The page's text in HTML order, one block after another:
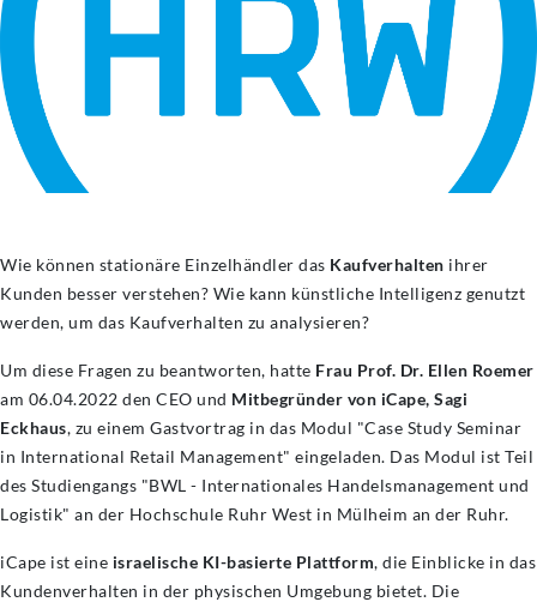
Wie können stationäre Einzelhändler das Kaufverhalten ihrer
Kunden besser verstehen? Wie kann künstliche Intelligenz genutzt
werden, um das Kaufverhalten zu analysieren?
Um diese Fragen zu beantworten, hatte Frau Prof. Dr. Ellen Roemer
am 06.04.2022 den CEO und Mitbegründer von iCape, Sagi
Eckhaus, zu einem Gastvortrag in das Modul "Case Study Seminar
in International Retail Management" eingeladen. Das Modul ist Teil
des Studiengangs "BWL - Internationales Handelsmanagement und
Logistik" an der Hochschule Ruhr West in Mülheim an der Ruhr.
iCape ist eine israelische KI-basierte Plattform, die Einblicke in das
Kundenverhalten in der physischen Umgebung bietet. Die